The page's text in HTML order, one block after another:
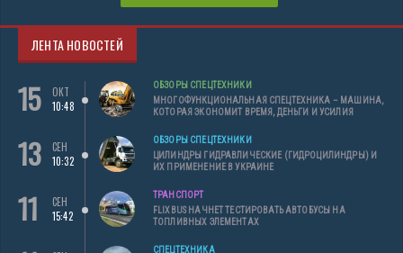
ЛЕНТА НОВОСТЕЙ
15
ОКТ
10:48
ОБЗОРЫ СПЕЦТЕХНИКИ
МНОГОФУНКЦИОНАЛЬНАЯ СПЕЦТЕХНИКА – МАШИНА,
КОТОРАЯ ЭКОНОМИТ ВРЕМЯ, ДЕНЬГИ И УСИЛИЯ
13
СЕН
10:32
ОБЗОРЫ СПЕЦТЕХНИКИ
ЦИЛИНДРЫ ГИДРАВЛИЧЕСКИЕ (ГИДРОЦИЛИНДРЫ) И
ИХ ПРИМЕНЕНИЕ В УКРАИНЕ
11
СЕН
15:42
ТРАНСПОРТ
FLIXBUS НАЧНЕТ ТЕСТИРОВАТЬ АВТОБУСЫ НА
ТОПЛИВНЫХ ЭЛЕМЕНТАХ
СПЕЦТЕХНИКА